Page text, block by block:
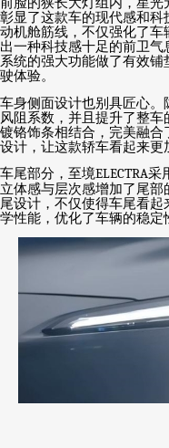
彰显了这款车的现代感和
动机舱筋线，不仅强化了
出一种科技感十足的前卫
系统的强大功能做了有效
驶体验。
车身侧面设计也别具匠心。
风阻系数，并且提升了整
镀铬饰条相结合，完美融
设计，让这款轿车看起来更
车尾部分，至境ELECTRA采
立体感与层次感增加了尾
尾设计，不仅使得车尾看
学性能，优化了车辆的稳定